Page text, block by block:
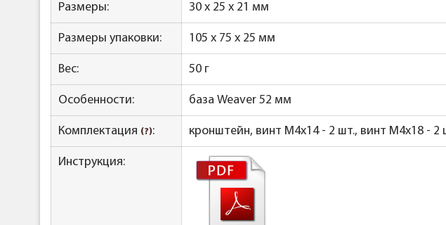
Размеры: 30 x 25 x 21 мм
Размеры упаковки: 105 x 75 x 25 мм
Вес: 50 г
Особенности: база Weaver 52 мм
Комплектация (?): кронштейн, винт M4x14 - 2 шт., винт M4x18 -
Инструкция: